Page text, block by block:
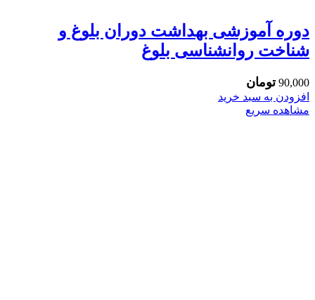
دوره آموزشی بهداشت دوران بلوغ و
شناخت روانشناسی بلوغ
90,000 تومان
افزودن به سبد خرید
مشاهده سریع